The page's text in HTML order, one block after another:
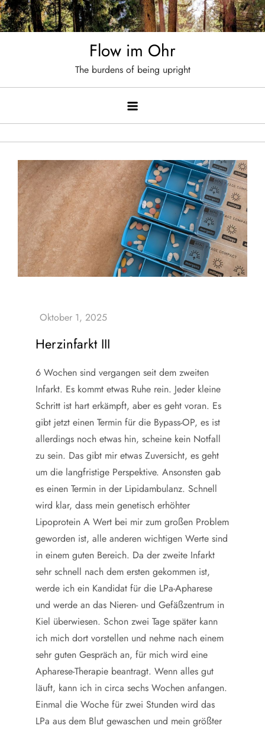
Skip
to
Flow im Ohr
The burdens of being upright
Herzinfarkt III
6 Wochen sind vergangen seit dem zweiten
Infarkt. Es kommt etwas Ruhe rein. Jeder kleine
Schritt ist hart erkämpft, aber es geht voran. Es
gibt jetzt einen Termin für die Bypass-OP, es ist
allerdings noch etwas hin, scheine kein Notfall
zu sein. Das gibt mir etwas Zuversicht, es geht
um die langfristige Perspektive. Ansonsten gab
es einen Termin in der Lipidambulanz. Schnell
wird klar, dass mein genetisch erhöhter
Lipoprotein A Wert bei mir zum großen Problem
geworden ist, alle anderen wichtigen Werte sind
in einem guten Bereich. Da der zweite Infarkt
sehr schnell nach dem ersten gekommen ist,
werde ich ein Kandidat für die LPa-Apharese
und werde an das Nieren- und Gefäßzentrum in
Kiel überwiesen. Schon zwei Tage später kann
ich mich dort vorstellen und nehme nach einem
sehr guten Gespräch an, für mich wird eine
Apharese-Therapie beantragt. Wenn alles gut
läuft, kann ich in circa sechs Wochen anfangen.
Einmal die Woche für zwei Stunden wird das
LPa aus dem Blut gewaschen und mein größter